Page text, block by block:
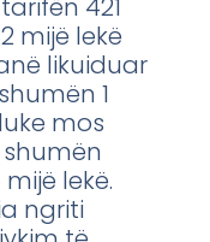
421
mijë lekë
likuiduar
1
mos
lekë.
ngriti